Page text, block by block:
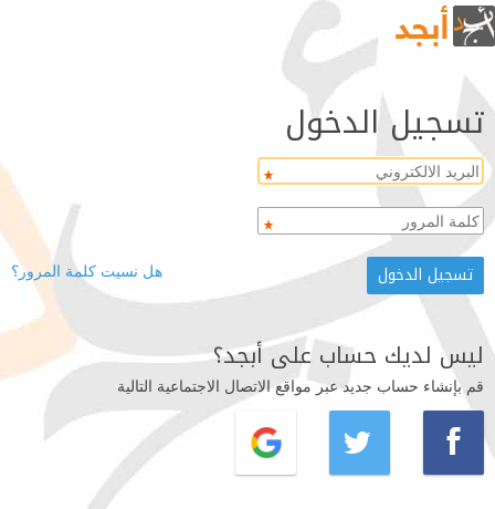
تسجيل الدخول
هل نسيت كلمة المرور؟
ليس لديك حساب على أبجد؟
قم بإنشاء حساب جديد عبر مواقع الاتصال الاجتماعية التالية